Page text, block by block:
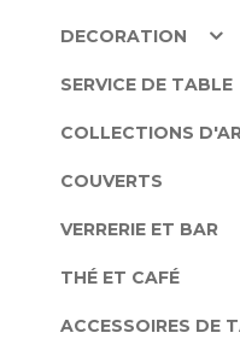
DECORATION
SERVICE DE TABLE
COLLECTIONS
COUVERTS
VERRERIE ET BAR
THÉ ET CAFÉ
ACCESSOIRES DE